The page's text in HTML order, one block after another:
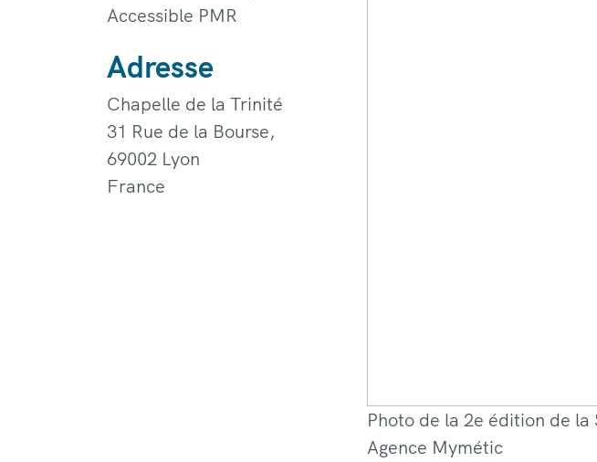
Accessible PMR
Adresse
Chapelle de la Trinité
31 Rue de la Bourse,
69002 Lyon
France
Photo de la 2e édition de
Agence Mymétic